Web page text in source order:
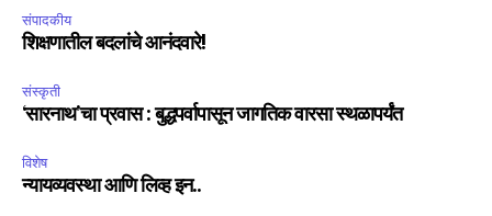
संपादकीय
शिक्षणातील बदलांचे आनंदवारे!
संस्कृती
‘सारनाथ’चा प्रवास : बुद्धपर्वापासून जागतिक वारसा स्थळापर्यंत
विशेष
न्यायव्यवस्था आणि लिव्ह इन..